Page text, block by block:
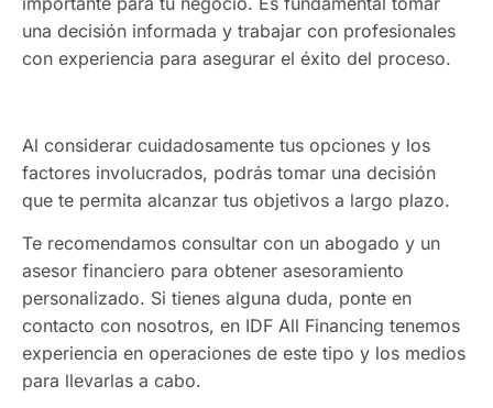
una decisión informada y trabajar con profesionales
con experiencia para asegurar el éxito del proceso.
Al considerar cuidadosamente tus opciones y los
factores involucrados, podrás tomar una decisión
que te permita alcanzar tus objetivos a largo plazo.
Te recomendamos consultar con un abogado y un
asesor financiero para obtener asesoramiento
personalizado. Si tienes alguna duda, ponte en
contacto con nosotros, en IDF All Financing tenemos
experiencia en operaciones de este tipo y los medios
para llevarlas a cabo.